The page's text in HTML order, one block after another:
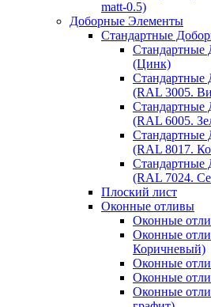
matt-0.5)
Доборные Элементы
Стандартные
Стандартные
(Цинк)
Стандартные
(RAL 3005.
Стандартные
(RAL 6005.
Стандартные
(RAL 8017.
Стандартные
(RAL 7024.
Плоский лист
Оконные отливы
Оконные
Оконные
Коричневый)
Оконные
Оконные
Оконные